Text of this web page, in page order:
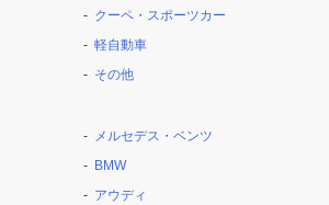
クーペ・スポーツカー
軽自動車
その他
メルセデス・ベンツ
BMW
アウディ